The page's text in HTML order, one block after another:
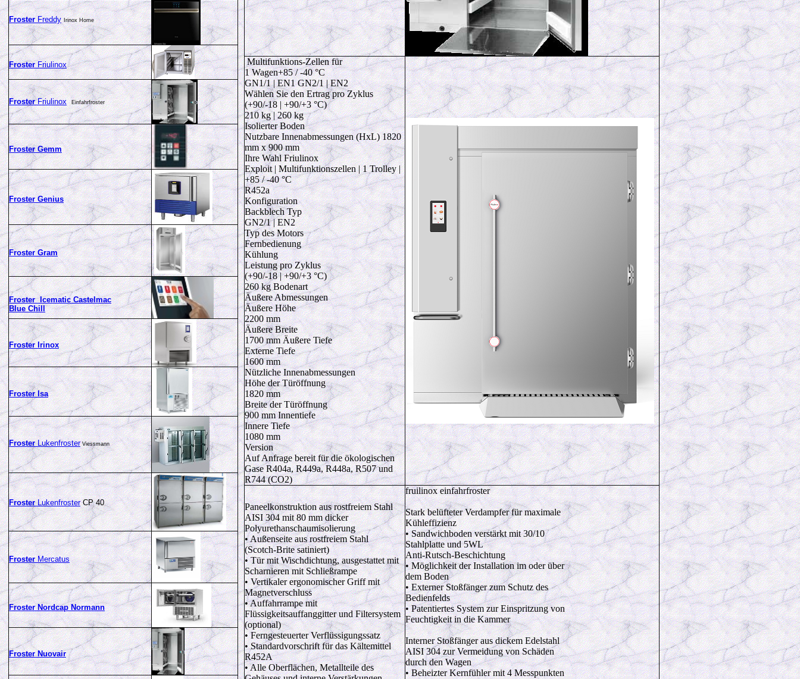
FrosterFreddy Irinox Home
FrosterFriulinox
FrosterFriulinox Einfahrfroster
Froster Gemm
Froster Genius
Froster Gram
Froster Icematic Castelmac
Blue Chill
Froster Irinox
Froster Isa
FrosterLukenfrosterViessmann
FrosterLukenfrosterCP 40
FrosterMercatus
Froster Nordcap Normann
Froster Nuovair
Multifunktions-Zellen für
1 Wagen+85 / -40 °C
GN1/1 | EN1 GN2/1 | EN2
Wählen Sie den Ertrag pro Zyklus
(+90/-18 | +90/+3 °C)
210 kg | 260 kg
Isolierter Boden
Nutzbare Innenabmessungen (HxL) 1820
mm x 900 mm
Ihre Wahl Friulinox
Exploit | Multifunktionszellen | 1 Trolley |
+85 / -40 °C
R452a
Konfiguration
Backblech Typ
GN2/1 | EN2
Typ des Motors
Fernbedienung
Kühlung
Leistung pro Zyklus
(+90/-18 | +90/+3 °C)
260 kg Bodenart
Äußere Abmessungen
Äußere Höhe
2200 mm
Äußere Breite
1700 mm Äußere Tiefe
Externe Tiefe
1600 mm
Nützliche Innenabmessungen
Höhe der Türöffnung
1820 mm
Breite der Türöffnung
900 mm Innentiefe
Innere Tiefe
1080 mm
Version
Auf Anfrage bereit für die ökologischen
Gase R404a, R449a, R448a, R507 und
R744 (CO2)
Paneelkonstruktion aus rostfreiem Stahl
AISI 304 mit 80 mm dicker
Polyurethanschaumisolierung
• Außenseite aus rostfreiem Stahl
(Scotch-Brite satiniert)
• Tür mit Wischdichtung, ausgestattet mit
Scharnieren mit Schließrampe
• Vertikaler ergonomischer Griff mit
Magnetverschluss
• Auffahrrampe mit
Flüssigkeitsauffanggitter und Filtersystem
(optional)
• Ferngesteuerter Verflüssigungssatz
• Standardvorschrift für das Kältemittel
R452A
• Alle Oberflächen, Metallteile des
fruilinox einfahrfroster
Stark belüfteter Verdampfer für maximale
Kühleffizienz
• Sandwichboden verstärkt mit 30/10
Stahlplatte und 5WL
Anti-Rutsch-Beschichtung
• Möglichkeit der Installation im oder über
dem Boden
• Externer Stoßfänger zum Schutz des
Bedienfelds
• Patentiertes System zur Einspritzung von
Feuchtigkeit in die Kammer
Interner Stoßfänger aus dickem Edelstahl
AISI 304 zur Vermeidung von Schäden
durch den Wagen
• Beheizter Kernfühler mit 4 Messpunkten